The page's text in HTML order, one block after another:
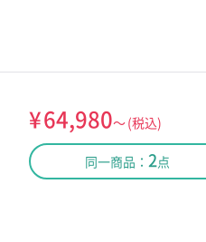
¥64,980～(税込)
同一商品： 2点